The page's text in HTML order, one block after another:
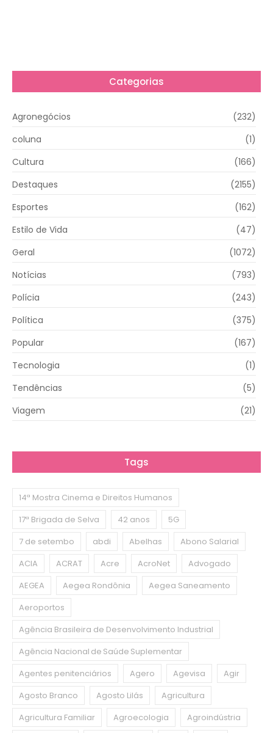
Categorias
Agronegócios
(232)
coluna
(1)
Cultura
(166)
Destaques
(2155)
Esportes
(162)
Estilo de Vida
(47)
Geral
(1072)
Notícias
(793)
Polícia
(243)
Política
(375)
Popular
(167)
Tecnologia
(1)
Tendências
(5)
Viagem
(21)
Tags
14ª Mostra Cinema e Direitos Humanos
17ª Brigada de Selva
42 anos
5G
7 de setembo
abdi Abelhas
Abono Salarial
ACIA
ACRAT Acre AcroNet
Advogado
AEGEA
Aegea Rondônia
Aegea Saneamento
Aeroportos
Agência Brasileira de Desenvolvimento Industrial
Agência Nacional de Saúde Suplementar
Agentes penitenciários
Agero Agevisa
Agir
Agosto Branco
Agosto Lilás
Agricultura
Agricultura Familiar
Agroecologia
Agroindústria